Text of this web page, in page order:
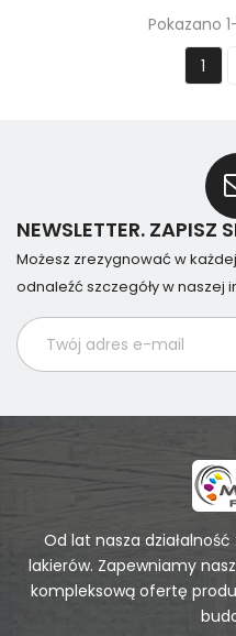
Pokazano
1
NEWSLETTER. ZAPISZ
Możesz zrezygnować w
odnaleźć szczegóły w naszej
Od lat nasza
lakierów. Zapewniamy
kompleksową ofertę